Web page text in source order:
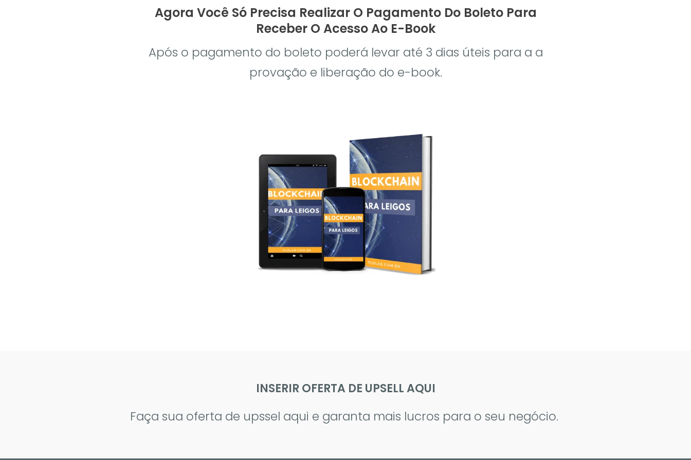
Agora Você Só Precisa Realizar O Pagamento Do Boleto Para
Receber O Acesso Ao E-Book
Após o pagamento do boleto poderá levar até 3 dias úteis para a a
provação e liberação do e-book.
INSERIR OFERTA DE UPSELL AQUI
Faça sua oferta de upssel aqui e garanta mais lucros para o seu negócio.